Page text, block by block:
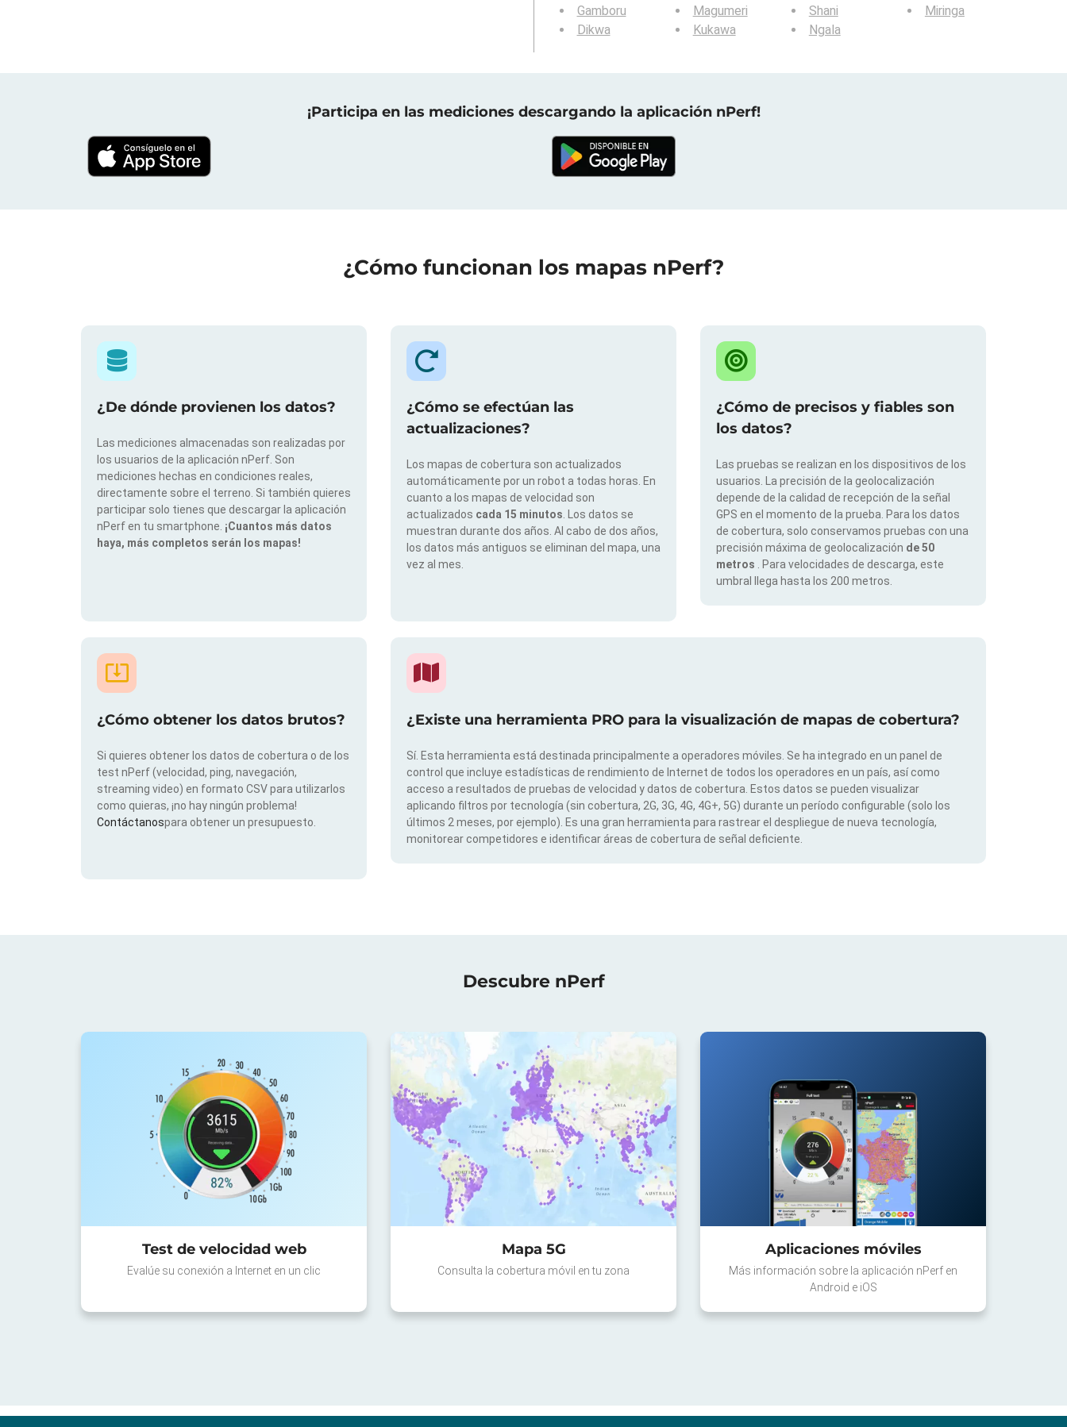
Gamboru
Dikwa
Magumeri
Kukawa
Shani
Ngala
Miringa
¡Participa en las mediciones descargando la aplicación nPerf!
¿Cómo funcionan los mapas nPerf?
¿De dónde provienen los datos?
Las mediciones almacenadas son realizadas por
los usuarios de la aplicación nPerf. Son
mediciones hechas en condiciones reales,
directamente sobre el terreno. Si también quieres
participar solo tienes que descargar la aplicación
nPerf en tu smartphone. ¡Cuantos más datos
haya, más completos serán los mapas!
¿Cómo se efectúan las
actualizaciones?
Los mapas de cobertura son actualizados
automáticamente por un robot a todas horas. En
cuanto a los mapas de velocidad son
actualizados cada 15 minutos . Los datos se
muestran durante dos años. Al cabo de dos años,
los datos más antiguos se eliminan del mapa, una
vez al mes.
¿Cómo de precisos y fiables son
los datos?
Las pruebas se realizan en los dispositivos de los
usuarios. La precisión de la geolocalización
depende de la calidad de recepción de la señal
GPS en el momento de la prueba. Para los datos
de cobertura, solo conservamos pruebas con una
precisión máxima de geolocalización de 50
metros
. Para velocidades de descarga, este
umbral llega hasta los 200 metros.
¿Cómo obtener los datos brutos?
Si quieres obtener los datos de cobertura o de los
test nPerf (velocidad, ping, navegación,
streaming video) en formato CSV para utilizarlos
como quieras, ¡no hay ningún problema!
Contáctanospara obtener un presupuesto.
¿Existe una herramienta PRO para la visualización de mapas de cobertura?
Sí. Esta herramienta está destinada principalmente a operadores móviles. Se ha integrado en un panel de
control que incluye estadísticas de rendimiento de Internet de todos los operadores en un país, así como
acceso a resultados de pruebas de velocidad y datos de cobertura. Estos datos se pueden visualizar
aplicando filtros por tecnología (sin cobertura, 2G, 3G, 4G, 4G+, 5G) durante un período configurable (solo los
últimos 2 meses, por ejemplo). Es una gran herramienta para rastrear el despliegue de nueva tecnología,
monitorear competidores e identificar áreas de cobertura de señal deficiente.
Descubre nPerf
Test de velocidad web
Evalúe su conexión a Internet en un clic
Mapa 5G
Consulta la cobertura móvil en tu zona
Aplicaciones móviles
Más información sobre la aplicación nPerf en
Android e iOS